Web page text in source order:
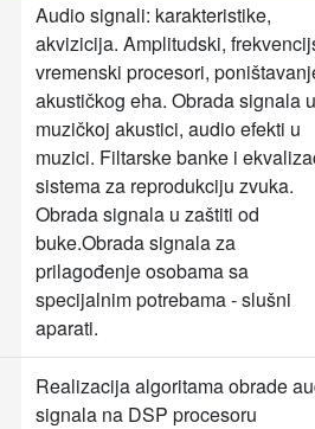
Audio signali: karakteristike,
akvizicija. Amplitudski,
vremenski procesori,
akustičkog eha. Obrada signala u
muzičkoj akustici, audio efekti u
muzici. Filtarske banke i
sistema za reprodukciju zvuka.
Obrada signala u zaštiti od
buke.Obrada signala za
prilagođenje osobama sa
specijalnim potrebama - slušni
aparati.
Realizacija algoritama obrade
signala na DSP procesoru